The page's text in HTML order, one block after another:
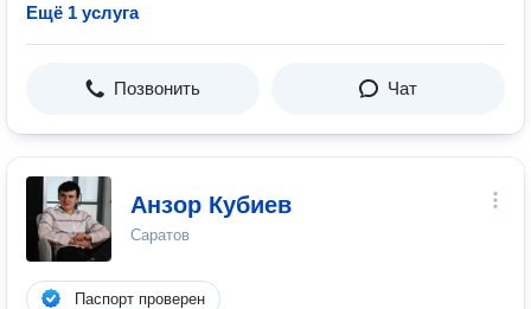
Ещё 1 услуга
Позвонить Чат
Анзор Кубиев
Саратов
Паспорт проверен